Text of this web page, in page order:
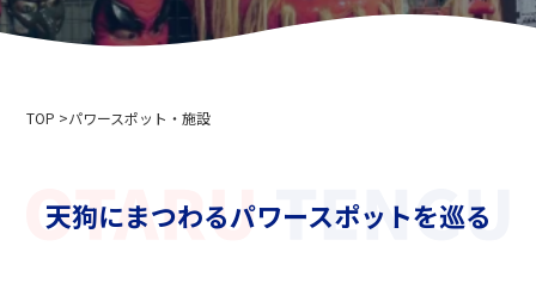
過ごし方
イベント情報
会社概要
スキー場利用約款
関連リンク
TOP パワースポット・施設
天狗にまつわるパワースポットを巡る